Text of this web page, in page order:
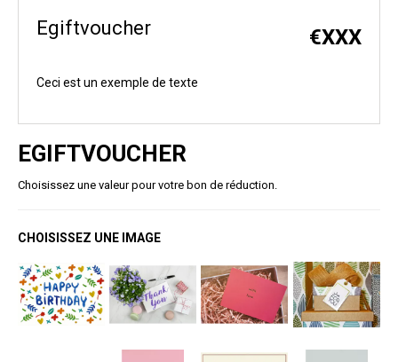
Egiftvoucher €XXX
Ceci est un exemple de texte
EGIFTVOUCHER
Choisissez une valeur pour votre bon de réduction.
CHOISISSEZ UNE IMAGE